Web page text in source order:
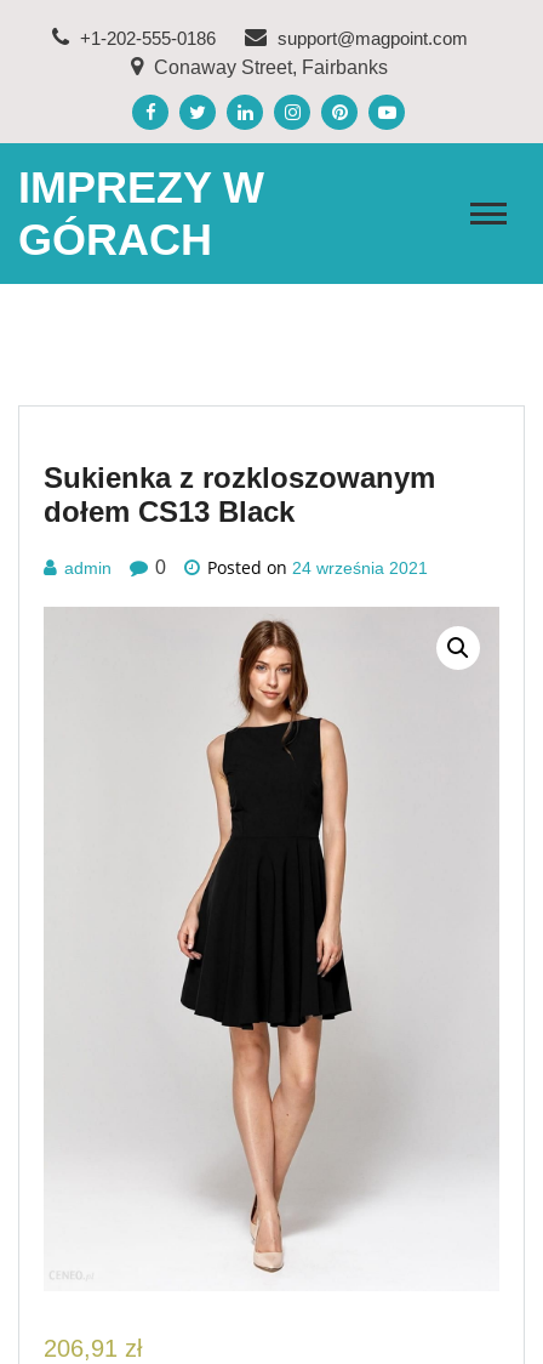
+1-202-555-0186
support@magpoint.com
Conaway Street, Fairbanks
IMPREZY W
GÓRACH
Sukienka z rozkloszowanym
dołem CS13 Black
admin 0 Posted on 24 września 2021
206,91 zł